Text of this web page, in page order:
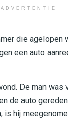
ADVERTENTIE
die agelopen
een auto
De man
de auto
is hij